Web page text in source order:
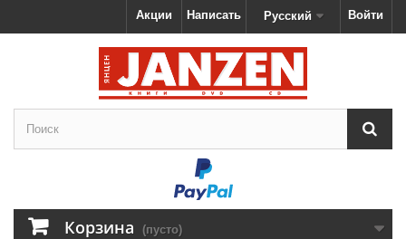
Войти
Русский
Написать
Акции
Корзина (пусто)